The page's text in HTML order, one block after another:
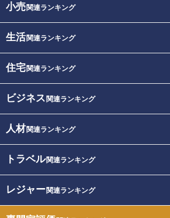
小売関連ランキング
生活関連ランキング
住宅関連ランキング
ビジネス 関連ランキング
人材関連ランキング
トラベル関連ランキング
レジャー関連ランキング